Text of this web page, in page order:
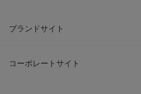
ブランドサイト
コーポレートサイト